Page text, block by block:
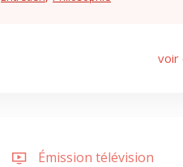
voir
Émission télévision